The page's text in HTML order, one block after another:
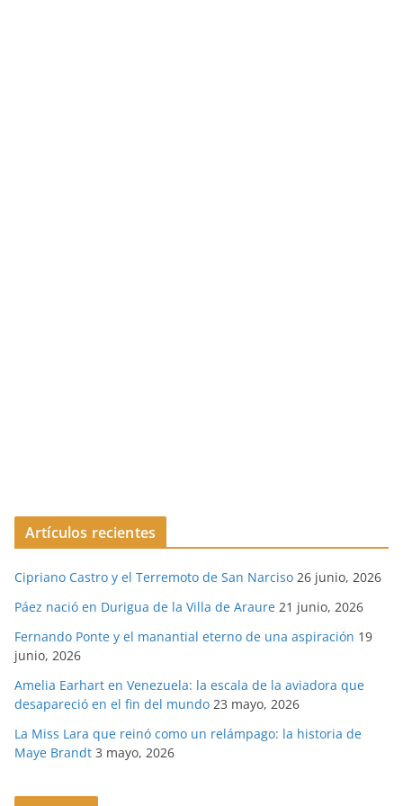
Artículos recientes
Cipriano Castro y el Terremoto de San Narciso 26 junio, 2026
Páez nació en Durigua de la Villa de Araure 21 junio, 2026
Fernando Ponte y el manantial eterno de una aspiración 19
junio, 2026
Amelia Earhart en Venezuela: la escala de la aviadora que
desapareció en el fin del mundo 23 mayo, 2026
La Miss Lara que reinó como un relámpago: la historia de
Maye Brandt 3 mayo, 2026